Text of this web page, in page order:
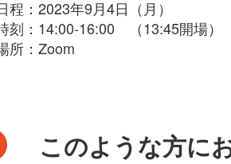
程：2023年9月4日（月）
刻：14:00-16:00 （13:45開場）
所：Zoom
このような方に